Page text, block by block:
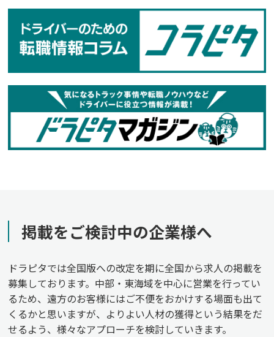
掲載をご検討中の企業様へ
ドラピタでは全国版への改定を期に全国から求人の掲載を
募集しております。中部・東海域を中心に営業を行ってい
るため、遠方のお客様にはご不便をおかけする場面も出て
くるかと思いますが、よりよい人材の獲得という結果をだ
せるよう、様々なアプローチを検討していきます。